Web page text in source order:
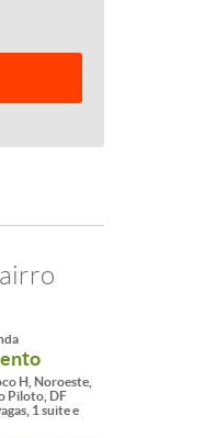
H, Noroeste,
Piloto, DF
1 suite e